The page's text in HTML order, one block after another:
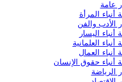
عامة
أنباء المرأة
الأدب والفن
أنباء اليسار
أنباء العلمانية
أنباء العمال
أنباء حقوق الإنسان
الرياضة